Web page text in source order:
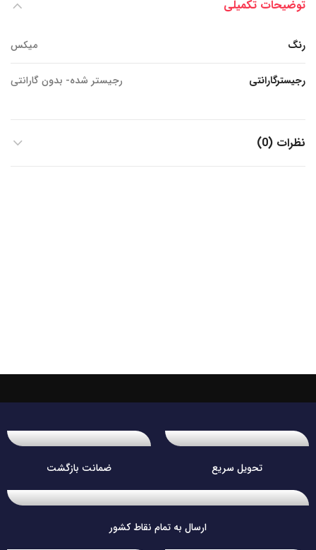
توضیحات تکمیلی
رنگ میکس
رجیسترگارانتی رجیستر شده- بدون گارانتی
نظرات (0)
تحویل سریع ضمانت بازگشت
ارسال به تمام نقاط کشور